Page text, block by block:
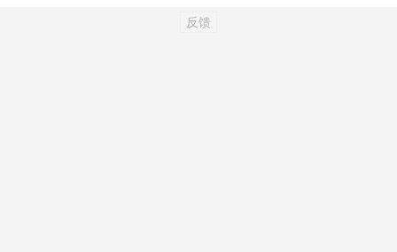
反馈